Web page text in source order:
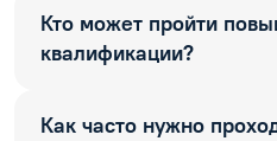
Кто может пройти
квалификации?
Как часто нужно